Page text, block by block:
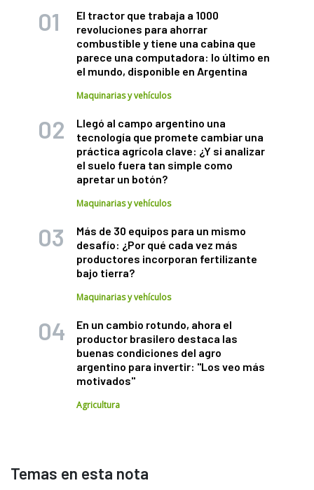
El tractor que trabaja a 1000
revoluciones para ahorrar
combustible y tiene una cabina que
parece una computadora: lo último en
el mundo, disponible en Argentina
Maquinarias y vehículos
Llegó al campo argentino una
tecnología que promete cambiar una
práctica agrícola clave: ¿Y si analizar
el suelo fuera tan simple como
apretar un botón?
Maquinarias y vehículos
Más de 30 equipos para un mismo
desafío: ¿Por qué cada vez más
productores incorporan fertilizante
bajo tierra?
Maquinarias y vehículos
En un cambio rotundo, ahora el
productor brasilero destaca las
buenas condiciones del agro
argentino para invertir: "Los veo más
motivados"
Agricultura
Temas en esta nota